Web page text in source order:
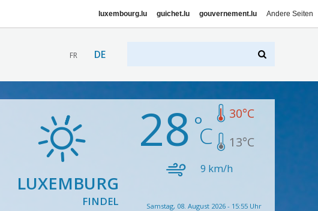
luxembourg.lu guichet.lu gouvernement.lu Andere Seiten
FR DE
LUXEMBURG
FINDEL
28 30°C
13°C
9 km/h
Samstag, 08. August 2026 - 15:55 Uhr